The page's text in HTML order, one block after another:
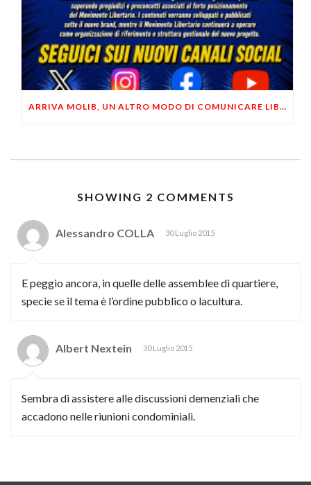
ARRIVA MOLIB, UN ALTRO MODO DI COMUNICARE LIBERTARIO
SHOWING 2 COMMENTS
Alessandro COLLA 30 Luglio 2015
E peggio ancora, in quelle delle assemblee di quartiere,
specie se il tema è l’ordine pubblico o lacultura.
Albert Nextein 30 Luglio 2015
Sembra di assistere alle discussioni demenziali che
accadono nelle riunioni condominiali.